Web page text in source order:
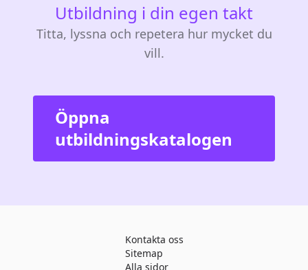
Utbildning i din egen takt
Titta, lyssna och repetera hur mycket du
vill.
Öppna
utbildningskatalogen
Kontakta oss
Sitemap
Alla sidor